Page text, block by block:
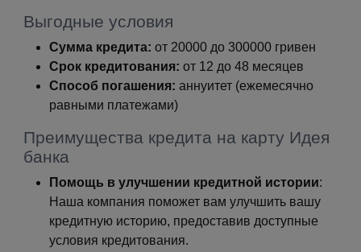
Выгодные условия
Сумма кредита: от 20000 до 300000 гривен
Срок кредитования: от 12 до 48 месяцев
Способ погашения: аннуитет (ежемесячно
равными платежами)
Преимущества кредита на карту Идея
банка
Помощь в улучшении кредитной истории:
Наша компания поможет вам улучшить вашу
кредитную историю, предоставив доступные
условия кредитования.